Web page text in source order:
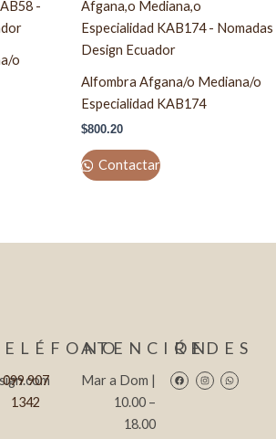
o
Alfombra Afgana/o Mediana/o
Especialidad KAB174
$800.20
Contactar
099 907
1342
ATENCIÓN
Mar a Dom |
10.00 –
18.00
REDES
FacebookInstagramWhatsapp